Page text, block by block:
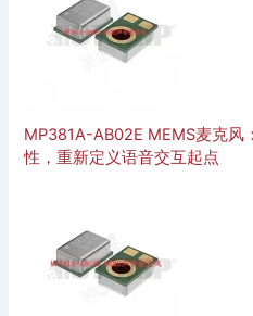
MP381A-AB02E MEMS麦克风
性，重新定义语音交互起点